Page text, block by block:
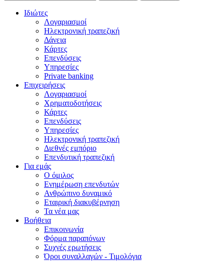
Ιδιώτες
Λογαριασμοί
Ηλεκτρονική τραπεζική
Δάνεια
Κάρτες
Επενδύσεις
Υπηρεσίες
Private banking
Επιχειρήσεις
Λογαριασμοί
Χρηματοδοτήσεις
Κάρτες
Επενδύσεις
Υπηρεσίες
Ηλεκτρονική τραπεζική
Διεθνές εμπόριο
Επενδυτική τραπεζική
Για εμάς
Ο όμιλος
Ενημέρωση επενδυτών
Ανθρώπινο δυναμικό
Εταιρική διακυβέρνηση
Τα νέα μας
Βοήθεια
Επικοινωνία
Φόρμα παραπόνων
Συχνές ερωτήσεις
Όροι συναλλαγών - Τιμολόγια